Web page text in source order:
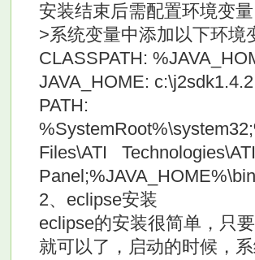
安装结束后需配置环境变
>系统变量中添加以下环境
CLASSPATH:
JAVA_HOME: c:\j2sdk1.4.2
PATH:
Files\ATI
Panel;%JAVA_HOME%\bin
2、eclipse安装
eclipse的安装很简单，只
就可以了，启动的时候，